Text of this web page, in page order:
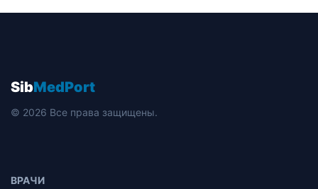
SibMedPort
© 2026 Все права защищены.
ВРАЧИ